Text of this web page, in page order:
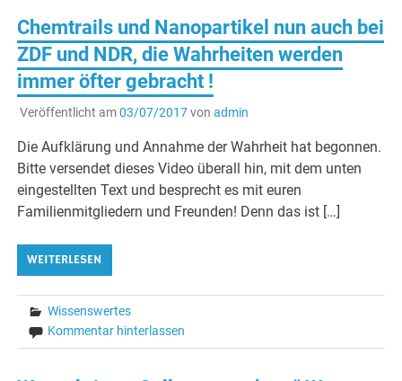
Chemtrails und Nanopartikel nun auch bei
ZDF und NDR, die Wahrheiten werden
immer öfter gebracht !
Veröffentlicht am03/07/2017von admin
Die Aufklärung und Annahme der Wahrheit hat begonnen.
Bitte versendet dieses Video überall hin, mit dem unten
eingestellten Text und besprecht es mit euren
Familienmitgliedern und Freunden! Denn das ist […]
WEITERLESEN
Wissenswertes
Kommentar hinterlassen